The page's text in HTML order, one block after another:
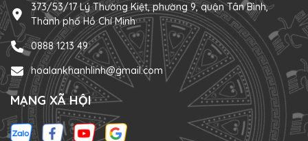
373/53/17 Lý Thường Kiệt, phường 9, quận Tân Bình,
Thành phố Hồ Chí Minh
0888 1213 49
hoalankhanhlinh@gmail.com
MẠNG XÃ HỘI